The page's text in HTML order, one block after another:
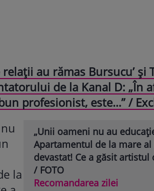
relații au rămas Bursucu’ și
de la Kanal D: „În
profesionist, este…” /
„Unii oameni nu au
Apartamentul de la mare al
devastat! Ce a găsit
/ FOTO
Recomandarea zilei